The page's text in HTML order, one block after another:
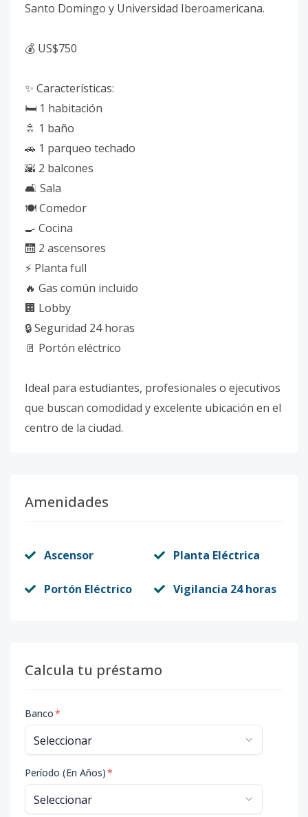
Santo Domingo y Universidad Iberoamericana.
💰 US$750
✨ Características:
🛏️ 1 habitación
🚿 1 baño
🚗 1 parqueo techado
🌇 2 balcones
🛋️ Sala
🍽️ Comedor
🍳 Cocina
🛗 2 ascensores
⚡ Planta full
🔥 Gas común incluido
🏢 Lobby
🔒 Seguridad 24 horas
🚪 Portón eléctrico
Ideal para estudiantes, profesionales o ejecutivos
que buscan comodidad y excelente ubicación en el
centro de la ciudad.
Amenidades
Ascensor Planta Eléctrica
Portón Eléctrico Vigilancia 24 horas
Calcula tu préstamo
Banco*
Período (En Años)*